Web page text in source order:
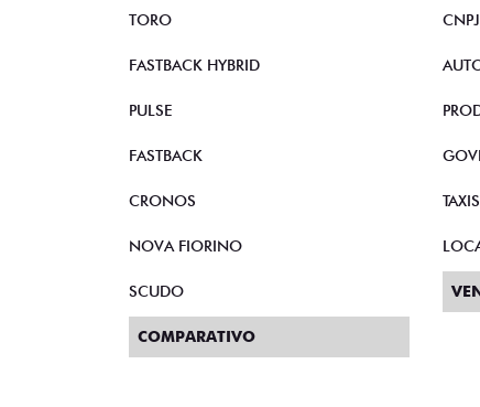
TORO
FASTBACK HYBRID
PULSE
FASTBACK
CRONOS
NOVA FIORINO
SCUDO
COMPARATIVO